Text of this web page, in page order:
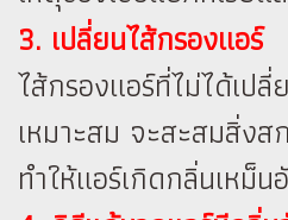
3. เปลี่ยนไส้กรองแอร์
ไส้กรองแอร์ที่ไม่ได้เปลี่
เหมาะสม จะสะสมสิ่งส
ทำให้แอร์เกิดกลิ่นเหม็น